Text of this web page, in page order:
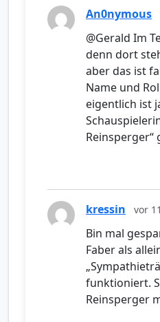
An0nymous
@Gerald Im
denn dort
aber das ist
Name und
eigentlich ist
Reinsperger“
kressin vor
Bin mal
Faber als
funktioniert.
Reinsperger